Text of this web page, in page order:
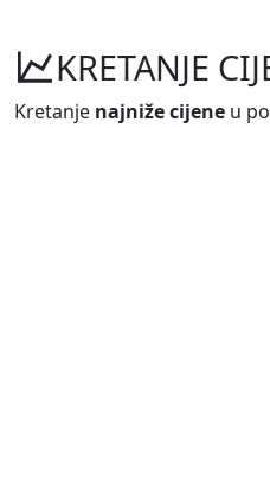
KRETANJE
Kretanje najniže cijene u